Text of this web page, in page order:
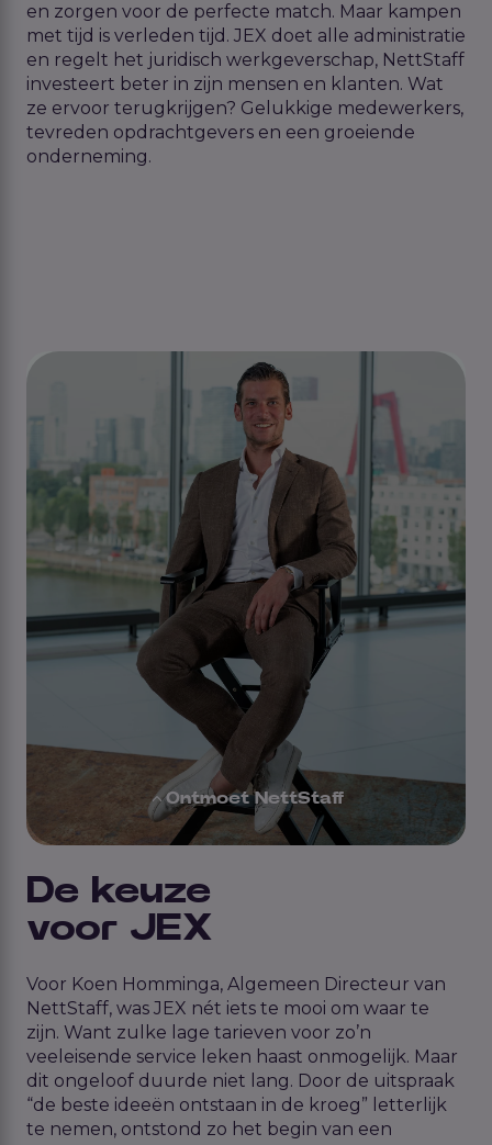
en zorgen voor de perfecte match. Maar kampen
met tijd is verleden tijd. JEX doet alle administratie
en regelt het juridisch werkgeverschap, NettStaff
investeert beter in zijn mensen en klanten. Wat
ze ervoor terugkrijgen? Gelukkige medewerkers,
tevreden opdrachtgevers en een groeiende
onderneming.
Ontmoet NettStaff
De keuze
voor JEX
Voor Koen Homminga, Algemeen Directeur van
NettStaff, was JEX nét iets te mooi om waar te
zijn. Want zulke lage tarieven voor zo’n
veeleisende service le ken haast onmogelijk. Maar
dit ongeloof duurde niet lang. Door de uitspraak
“de beste ideeën ontstaan in de kroeg” letterlijk
te nemen, ontstond zo het begin van een